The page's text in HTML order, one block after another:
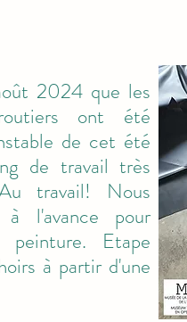
2024 que les
ont été
de cet été
de travail très
travail! Nous
l'avance pour
Etape
à partir d'une